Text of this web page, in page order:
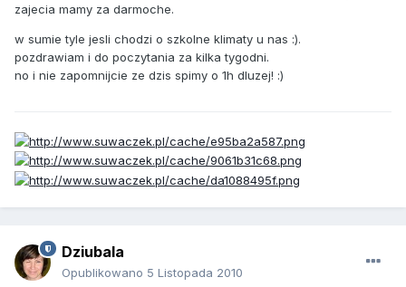
zajecia mamy za darmoche.
w sumie tyle jesli chodzi o szkolne klimaty u nas :).
pozdrawiam i do poczytania za kilka tygodni.
no i nie zapomnijcie ze dzis spimy o 1h dluzej! :)
Dziubala
Opublikowano 5 Listopada 2010